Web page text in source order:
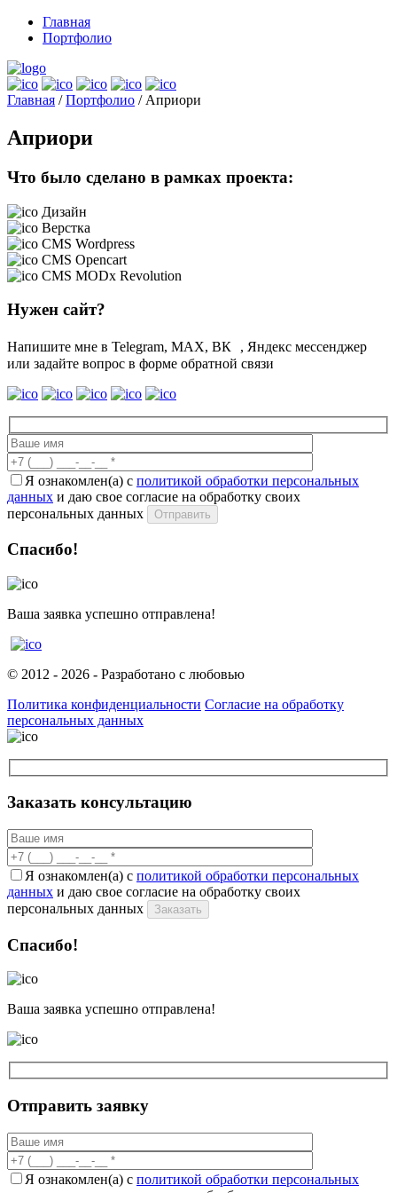
Главная
Портфолио
Главная /Портфолио / Априори
Априори
Что было сделано в рамках проекта:
Дизайн
Верстка
CMS Wordpress
CMS Opencart
CMS MODx Revolution
Нужен сайт?
Напишите мне в Telegram, MAX, ВК , Яндекс мессенджер
или задайте вопрос в форме обратной связи
Я ознакомлен(а) с политикой обработки персональных
данных и даю свое согласие на обработку своих
персональных данных
Отправить
Спасибо!
Ваша заявка успешно отправлена!
© 2012 - 2026 - Разработано с любовью
Политика конфиденциальности Согласие на обработку
персональных данных
Заказать консультацию
Я ознакомлен(а) с политикой обработки персональных
данных и даю свое согласие на обработку своих
персональных данных
Заказать
Спасибо!
Ваша заявка успешно отправлена!
Отправить заявку
Я ознакомлен(а) с политикой обработки персональных